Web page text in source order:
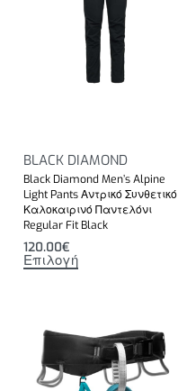
BLACK DIAMOND
Black Diamond Men’s Alpine
Light Pants Αντρικό Συνθετικό
Καλοκαιρινό Παντελόνι
Regular Fit Black
120.00€
Επιλογή